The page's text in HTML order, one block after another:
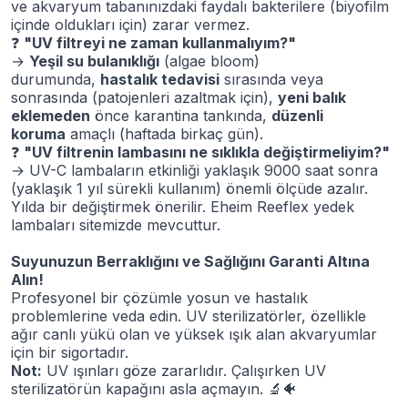
ve akvaryum tabanınızdaki faydalı bakterilere (biyofilm
içinde oldukları için) zarar vermez.
❓ "UV filtreyi ne zaman kullanmalıyım?"
→ Yeşil su bulanıklığı (algae bloom)
durumunda, hastalık tedavisi sırasında veya
sonrasında (patojenleri azaltmak için), yeni balık
eklemeden önce karantina tankında, düzenli
koruma amaçlı (haftada birkaç gün).
❓ "UV filtrenin lambasını ne sıklıkla değiştirmeliyim?"
→ UV-C lambaların etkinliği yaklaşık 9000 saat sonra
(yaklaşık 1 yıl sürekli kullanım) önemli ölçüde azalır.
Yılda bir değiştirmek önerilir. Eheim Reeflex yedek
lambaları sitemizde mevcuttur.
Suyunuzun Berraklığını ve Sağlığını Garanti Altına
Alın!
Profesyonel bir çözümle yosun ve hastalık
problemlerine veda edin. UV sterilizatörler, özellikle
ağır canlı yükü olan ve yüksek ışık alan akvaryumlar
için bir sigortadır.
Not: UV ışınları göze zararlıdır. Çalışırken UV
sterilizatörün kapağını asla açmayın. 🔬🐠